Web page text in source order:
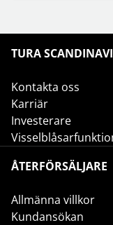
Ström
TURA
Kontakta oss
Karriär
Investerare
ÅTERFÖRSÄLJARE
Allmänna villkor
Kundansökan